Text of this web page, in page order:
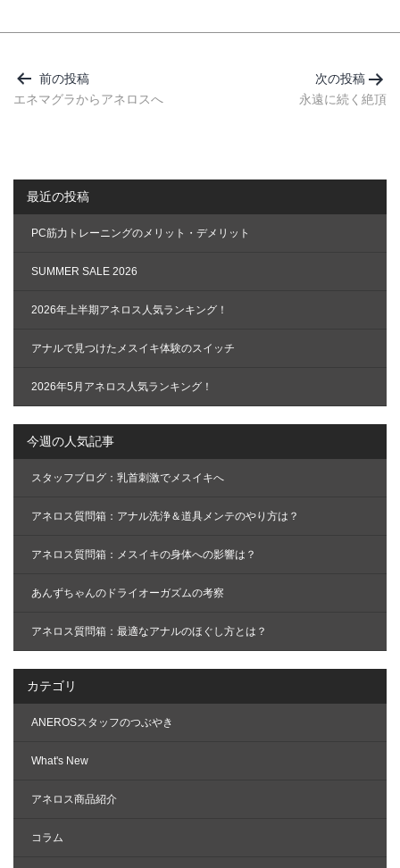
稿
ナ
ー
シ
ョ
前の投稿
エネマグラからアネロスへ
次の投稿
永遠に続く絶頂
最近の投稿
PC筋力トレーニングのメリット・デメリット
SUMMER SALE 2026
2026年上半期アネロス人気ランキング！
アナルで見つけたメスイキ体験のスイッチ
2026年5月アネロス人気ランキング！
今週の人気記事
スタッフブログ：乳首刺激でメスイキへ
アネロス質問箱：アナル洗浄＆道具メンテのやり方は？
アネロス質問箱：メスイキの身体への影響は？
あんずちゃんのドライオーガズムの考察
アネロス質問箱：最適なアナルのほぐし方とは？
カテゴリ
ANEROSスタッフのつぶやき
What's New
アネロス商品紹介
コラム